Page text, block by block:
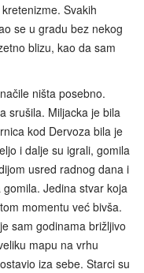
Svakih
se u gradu bez nekog
blizu, kao da sam
ništa posebno.
srušila. Miljacka je bila
kod Dervoza bila je
i dalje su igrali, gomila
usred radnog dana i
Jedina stvar koja
momentu već bivša.
sam godinama brižljivo
mapu na vrhu
iza sebe. Starci su